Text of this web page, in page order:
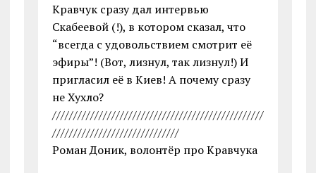
Кравчук сразу дал интервью
Скабеевой (!), в котором сказал, что
“всегда с удовольствием смотрит её
эфиры”! (Вот, лизнул, так лизнул!) И
пригласил её в Киев! А почему сразу
не Хухло?
//////////////////////////////////////////////////
//////////////////////////////
Роман Доник, волонтёр про Кравчука